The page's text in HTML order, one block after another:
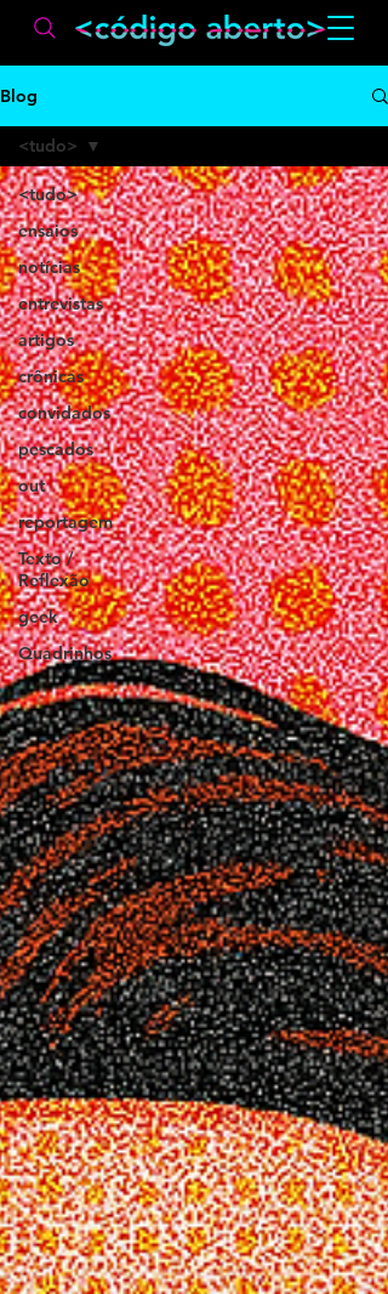
Blog
<tudo>
ensaios
notícias
entrevistas
artigos
crônicas
convidados
pescados
out
reportagem
Texto /
Reflexão
geek
Quadrinhos
<tudo>